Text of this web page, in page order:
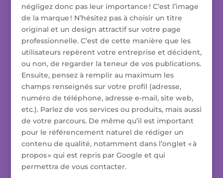
négligez donc pas leur importance ! C’est l’image
de la marque ! N’hésitez pas à choisir un titre
original et un design attractif sur votre page
professionnelle. C’est de cette manière que les
utilisateurs repèrent votre entreprise et décident,
ou non, de regarder la teneur de vos publications.
Ensuite, pensez à remplir au maximum les
champs renseignés sur votre profil (adresse,
numéro de téléphone, adresse e-mail, site web,
etc.). Parlez de vos services ou produits, mais aussi
de votre parcours. De même qu’il est important
pour le référencement naturel de rédiger un
contenu de qualité, notamment dans l’onglet « à
propos » qui est repris par Google et qui
permettra de vous contacter.